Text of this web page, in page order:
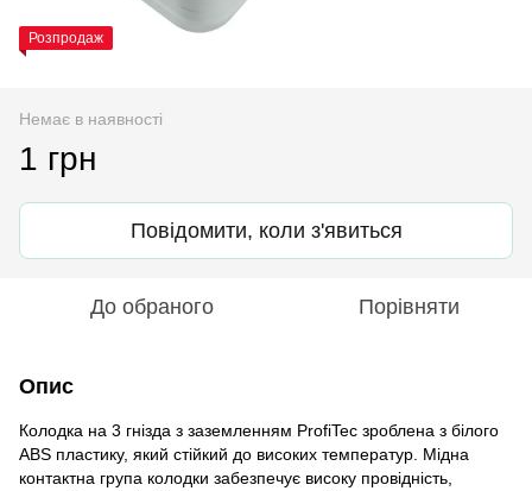
Розпродаж
Немає в наявності
1 грн
Повідомити, коли з'явиться
До обраного Порівняти
Опис
Колодка на 3 гнізда з заземленням ProfiTec зроблена з білого
ABS пластику, який стійкий до високих температур. Мідна
контактна група колодки забезпечує високу провідність,